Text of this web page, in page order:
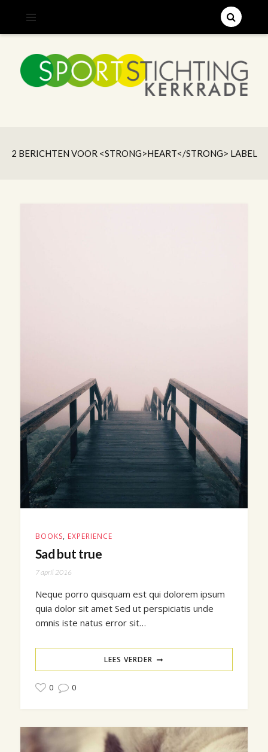
2 BERICHTEN VOOR <STRONG>HEART</STRONG> LABEL
BOOKS, EXPERIENCE
Sad but true
7 april 2016
Neque porro quisquam est qui dolorem ipsum
quia dolor sit amet Sed ut perspiciatis unde
omnis iste natus error sit…
LEES VERDER
0 0